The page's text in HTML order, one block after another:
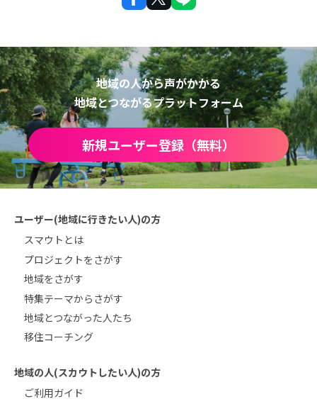
地域の人から声がかかる
地域とつながるプラットフォーム
新規ユーザー登録（無料）
ユーザー(地域に行きたい人)の方
スマウトとは
プロジェクトをさがす
地域をさがす
特集テーマからさがす
地域とつながった人たち
移住コーチング
地域の人(スカウトしたい人)の方
ご利用ガイド